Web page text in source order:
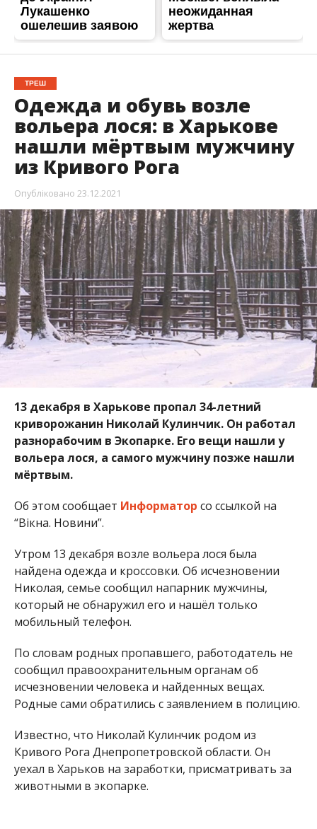
ТРЕШ
Одежда и обувь возле
вольера лося: в Харькове
нашли мёртвым мужчину
из Кривого Рога
Опубліковано 23.12.2021
13 декабря в Харькове пропал 34-летний
криворожанин Николай Кулинчик. Он работал
разнорабочим в Экопарке. Его вещи нашли у
вольера лося, а самого мужчину позже нашли
мёртвым.
Об этом сообщает Информатор со ссылкой на
“Вікна. Новини”.
Утром 13 декабря возле вольера лося была
найдена одежда и кроссовки. Об исчезновении
Николая, семье сообщил напарник мужчины,
который не обнаружил его и нашёл только
мобильный телефон.
По словам родных пропавшего, работодатель не
сообщил правоохранительным органам об
исчезновении человека и найденных вещах.
Родные сами обратились с заявлением в полицию.
Известно, что Николай Кулинчик родом из
Кривого Рога Днепропетровской области. Он
уехал в Харьков на заработки, присматривать за
животными в экопарке.